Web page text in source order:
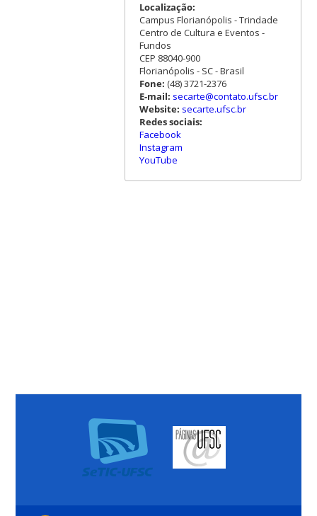
Localização:
Campus Florianópolis - Trindade
Centro de Cultura e Eventos -
Fundos
CEP 88040-900
Florianópolis - SC - Brasil
Fone: (48) 3721-2376
E-mail: secarte@contato.ufsc.br
Website: secarte.ufsc.br
Redes sociais:
Facebook
Instagram
YouTube